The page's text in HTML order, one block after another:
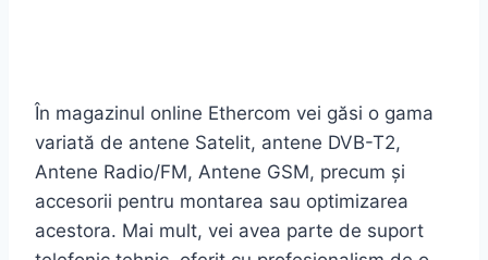
În magazinul online Ethercom vei găsi o gama
variată de antene Satelit, antene DVB-T2,
Antene Radio/FM, Antene GSM, precum și
accesorii pentru montarea sau optimizarea
acestora. Mai mult, vei avea parte de suport